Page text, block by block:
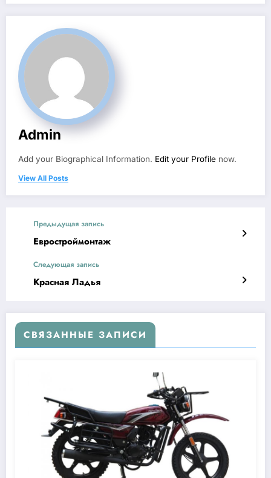
Admin
Add your Biographical Information. Edit your Profile now.
View All Posts
Предыдущая запись
Евростроймонтаж
Следующая запись
Красная Ладья
СВЯЗАННЫЕ ЗАПИСИ